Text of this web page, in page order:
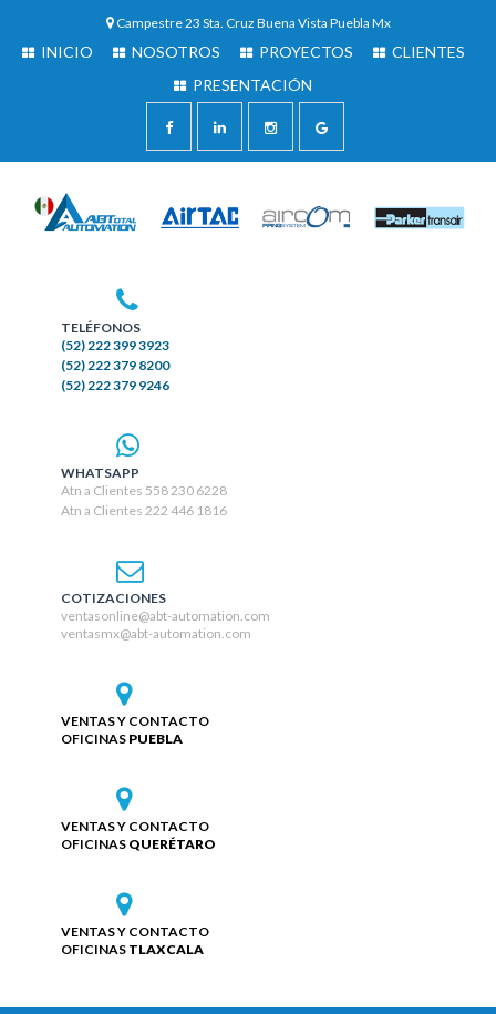
Campestre 23 Sta. Cruz Buena Vista Puebla Mx
INICIO NOSOTROS PROYECTOS
CLIENTES
PRESENTACIÓN
TELÉFONOS
(52) 222 399 3923
(52) 222 379 8200
(52) 222 379 9246
WHATSAPP
Atn a Clientes 558 230 6228
Atn a Clientes 222 446 1816
COTIZACIONES
ventasonline@abt-automation.com
ventasmx@abt-automation.com
VENTAS Y CONTACTO
OFICINAS PUEBLA
VENTAS Y CONTACTO
OFICINAS QUERÉTARO
VENTAS Y CONTACTO
OFICINAS TLAXCALA